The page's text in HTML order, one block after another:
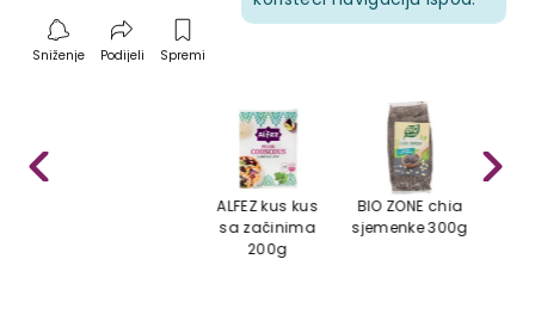
Sniženje Podijeli Spremi
ALFEZ kus kus
sa začinima
200g
BIO ZONE chia
sjemenke 300g